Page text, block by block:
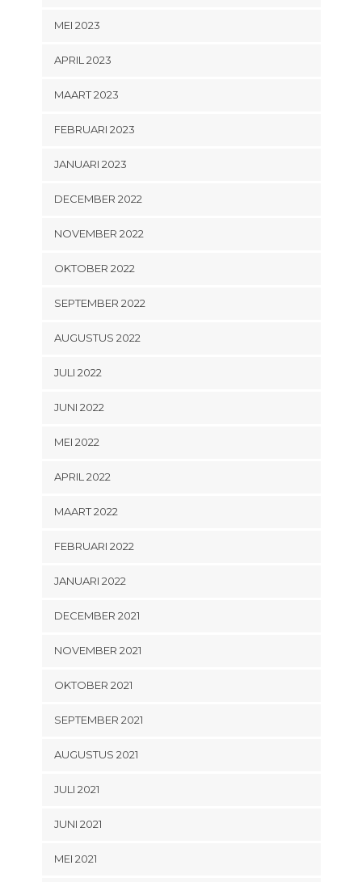
MEI 2023
APRIL 2023
MAART 2023
FEBRUARI 2023
JANUARI 2023
DECEMBER 2022
NOVEMBER 2022
OKTOBER 2022
SEPTEMBER 2022
AUGUSTUS 2022
JULI 2022
JUNI 2022
MEI 2022
APRIL 2022
MAART 2022
FEBRUARI 2022
JANUARI 2022
DECEMBER 2021
NOVEMBER 2021
OKTOBER 2021
SEPTEMBER 2021
AUGUSTUS 2021
JULI 2021
JUNI 2021
MEI 2021